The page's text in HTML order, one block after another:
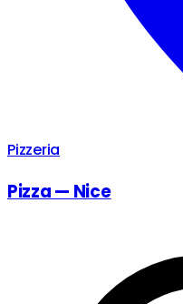
Pizzeria
Pizza — Nice